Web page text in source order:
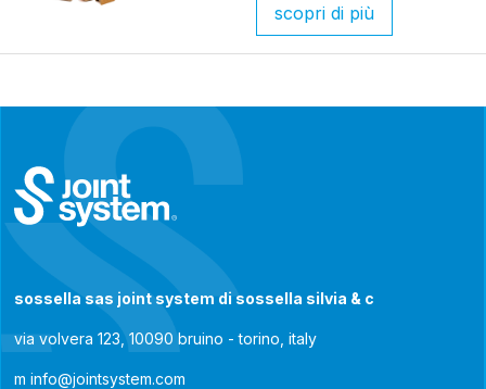
scopri di più
sossella sas joint system di sossella silvia & c
via volvera 123, 10090 bruino - torino, italy
m info@jointsystem.com